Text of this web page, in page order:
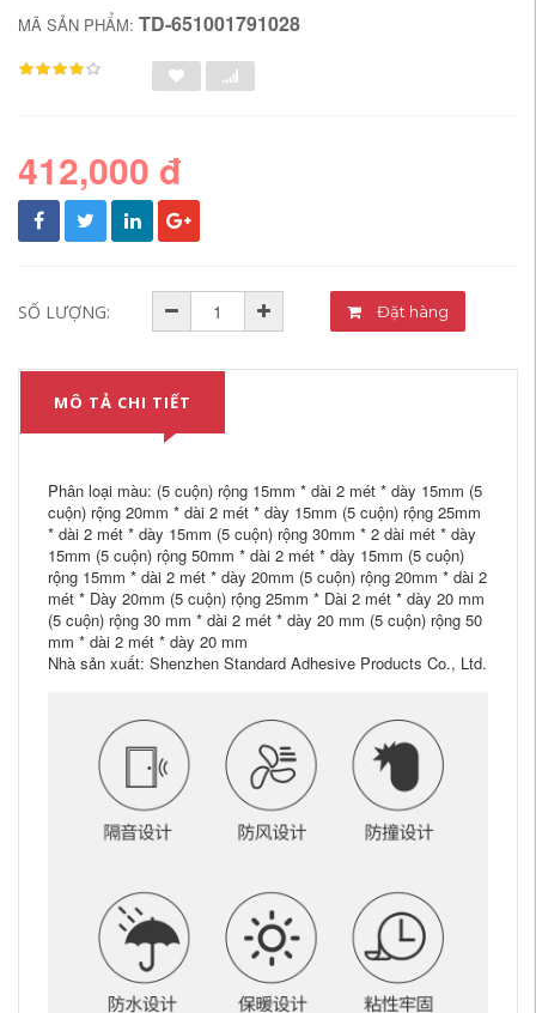
MÃ SẢN PHẨM: TD-651001791028
412,000 đ
SỐ LƯỢNG: Đặt hàng
MÔ TẢ CHI TIẾT
Phân loại màu: (5 cuộn) rộng 15mm * dài 2 mét * dày 15mm (5
cuộn) rộng 20mm * dài 2 mét * dày 15mm (5 cuộn) rộng 25mm
* dài 2 mét * dày 15mm (5 cuộn) rộng 30mm * 2 dài mét * dày
15mm (5 cuộn) rộng 50mm * dài 2 mét * dày 15mm (5 cuộn)
rộng 15mm * dài 2 mét * dày 20mm (5 cuộn) rộng 20mm * dài 2
mét * Dày 20mm (5 cuộn) rộng 25mm * Dài 2 mét * dày 20 mm
(5 cuộn) rộng 30 mm * dài 2 mét * dày 20 mm (5 cuộn) rộng 50
mm * dài 2 mét * dày 20 mm
Nhà sản xuất: Shenzhen Standard Adhesive Products Co., Ltd.